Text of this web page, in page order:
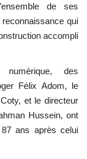
de ses
qui
accompli
des
Félix Adom, le
et le directeur
Hussein, ont
ans après celui